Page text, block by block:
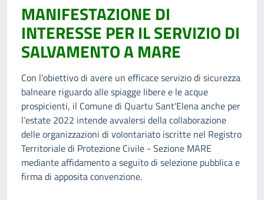
MANIFESTAZIONE DI
INTERESSE PER IL SERVIZIO DI
SALVAMENTO A MARE
Con l’obiettivo di avere un efficace servizio di sicurezza
balneare riguardo alle spiagge libere e le acque
prospicienti, il Comune di Quartu Sant'Elena anche per
l’estate 2022 intende avvalersi della collaborazione
delle organizzazioni di volontariato iscritte nel Registro
Territoriale di Protezione Civile - Sezione MARE
mediante affidamento a seguito di selezione pubblica e
firma di apposita convenzione.